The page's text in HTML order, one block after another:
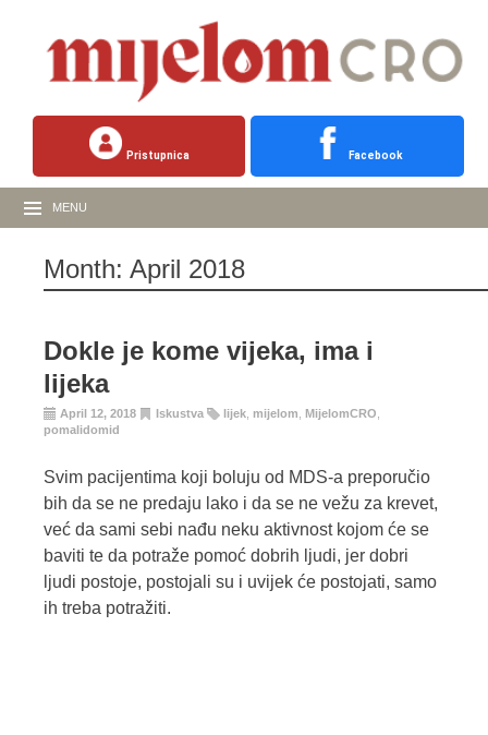
Pristupnica Facebook
MENU
Month: April 2018
Dokle je kome vijeka, ima i
lijeka
April 12, 2018 Iskustva lijek mijelom MijelomCRO
pomalidomid
Svim pacijentima koji boluju od MDS-a preporučio
bih da se ne predaju lako i da se ne vežu za krevet,
već da sami sebi nađu neku aktivnost kojom će se
baviti te da potraže pomoć dobrih ljudi, jer dobri
ljudi postoje, postojali su i uvijek će postojati, samo
ih treba potražiti.